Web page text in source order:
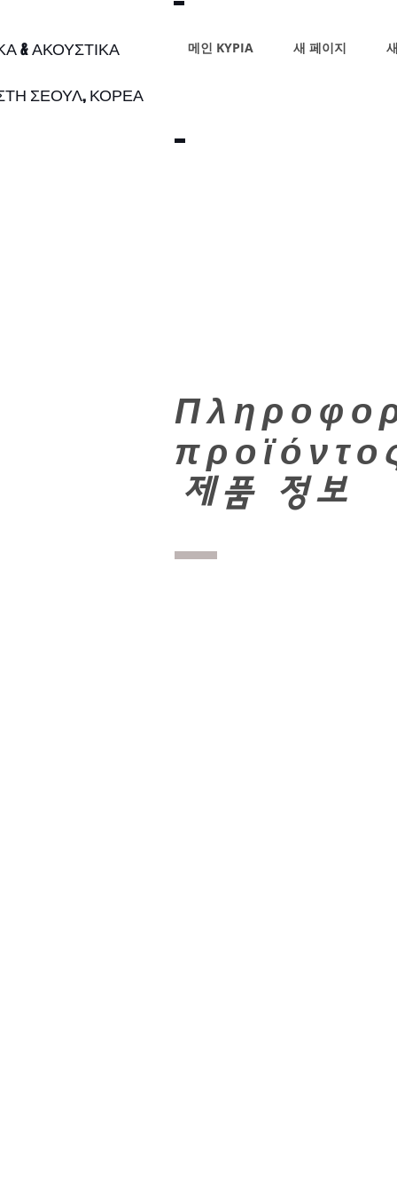
& ΑΚΟΥΣΤΙΚΑ
ΣΕΟΥΛ, ΚΟΡΕΑ
메인 ΚΥΡΙΑ 새 페이지
제품 정보